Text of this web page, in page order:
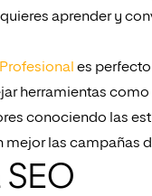
aprender y
es
herramientas
conociendo las
las campañas